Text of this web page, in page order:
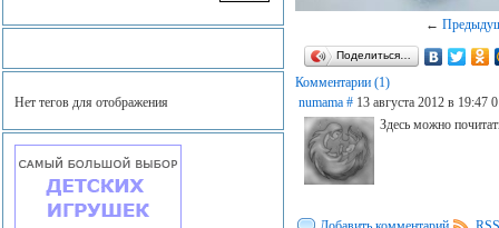
Нет тегов для отображения
←
Поделиться…
Комментарии (1)
numama # 13 августа 2012 в 19:47 0
Здесь можно